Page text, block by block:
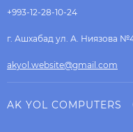
+993-12-28-10-24
г. Ашхабад ул. А. Ниязова
akyol.website@gmail.com
AK YOL COMPUTERS